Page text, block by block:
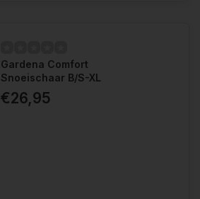
Gardena Comfort
Snoeischaar B/S-XL
€26,95